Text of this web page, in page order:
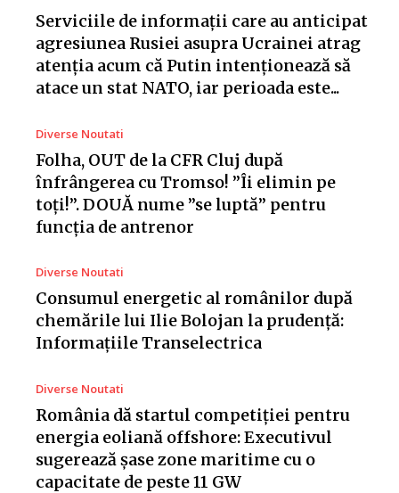
Serviciile de informații care au anticipat
agresiunea Rusiei asupra Ucrainei atrag
atenția acum că Putin intenționează să
atace un stat NATO, iar perioada este...
Diverse Noutati
Folha, OUT de la CFR Cluj după
înfrângerea cu Tromso! ”Îi elimin pe
toți!”. DOUĂ nume ”se luptă” pentru
funcția de antrenor
Diverse Noutati
Consumul energetic al românilor după
chemările lui Ilie Bolojan la prudență:
Informațiile Transelectrica
Diverse Noutati
România dă startul competiției pentru
energia eoliană offshore: Executivul
sugerează șase zone maritime cu o
capacitate de peste 11 GW